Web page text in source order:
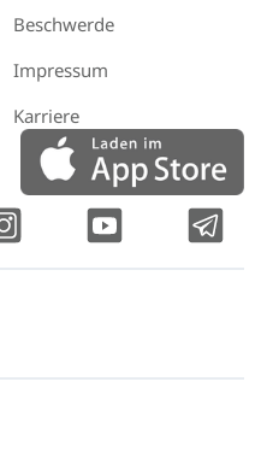
Beschwerde
Impressum
Karriere